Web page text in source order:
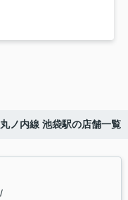
丸ノ内線 池袋駅の店舗一覧